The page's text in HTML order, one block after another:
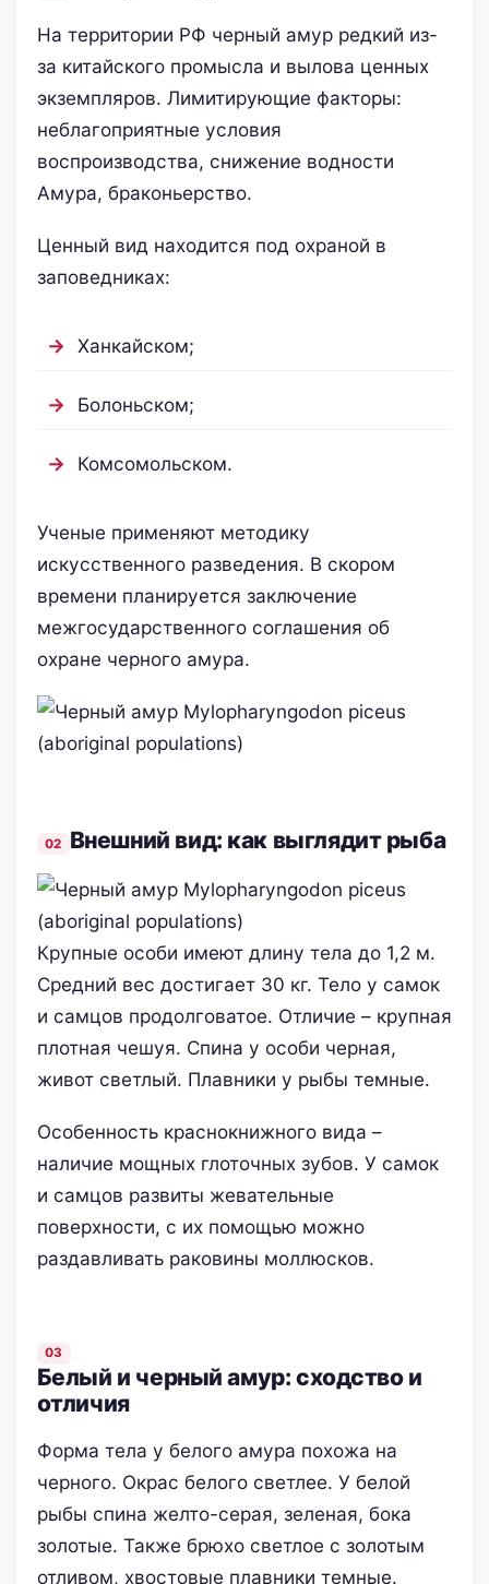
На территории РФ черный амур редкий из-
за китайского промысла и вылова ценных
экземпляров. Лимитирующие факторы:
неблагоприятные условия
воспроизводства, снижение водности
Амура, браконьерство.
Ценный вид находится под охраной в
заповедниках:
Ханкайском;
Болоньском;
Комсомольском.
Ученые применяют методику
искусственного разведения. В скором
времени планируется заключение
межгосударственного соглашения об
охране черного амура.
Внешний вид: как выглядит рыба
Крупные особи имеют длину тела до 1,2 м.
Средний вес достигает 30 кг. Тело у самок
и самцов продолговатое. Отличие – крупная
плотная чешуя. Спина у особи черная,
живот светлый. Плавники у рыбы темные.
Особенность краснокнижного вида –
наличие мощных глоточных зубов. У самок
и самцов развиты жевательные
поверхности, с их помощью можно
раздавливать раковины моллюсков.
Белый и черный амур: сходство и
отличия
Форма тела у белого амура похожа на
черного. Окрас белого светлее. У белой
рыбы спина желто-серая, зеленая, бока
золотые. Также брюхо светлое с золотым
отливом, хвостовые плавники темные.